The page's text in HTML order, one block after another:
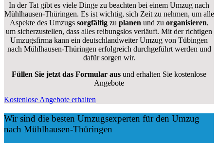
In der Tat gibt es viele Dinge zu beachten bei einem Umzug nach
Mühlhausen-Thüringen. Es ist wichtig, sich Zeit zu nehmen, um alle
Aspekte des Umzugs sorgfältigzu planen und zu organisieren,
um sicherzustellen, dass alles reibungslos verläuft. Mit der richtigen
Umzugsfirma kann ein deutschlandweiter Umzug von Tübingen
nach Mühlhausen-Thüringen erfolgreich durchgeführt werden und
dafür sorgen wir.
Füllen Sie jetzt das Formular aus und erhalten Sie kostenlose
Angebote
Kostenlose Angebote erhalten
Wir sind die besten Umzugsexperten für den Umzug
nach Mühlhausen-Thüringen